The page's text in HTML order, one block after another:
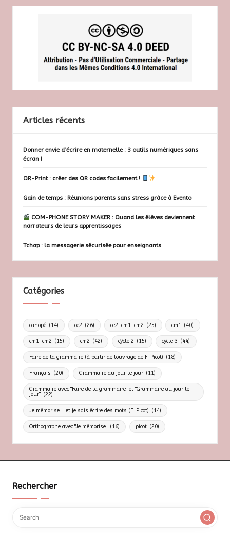
Articles récents
Donner envie d’écrire en maternelle : 3 outils numériques sans
écran !
QR-Print : créer des QR codes facilement !
Gain de temps : Réunions parents sans stress grâce à Evento
COM-PHONE STORY MAKER : Quand les élèves deviennent
narrateurs de leurs apprentissages
Tchap : la messagerie sécurisée pour enseignants
Catégories
canopé (14) ce2 (26) ce2-cm1-cm2 (25) cm1 (40)
cm1-cm2 (15) cm2 (42) cycle 2 (15) cycle 3 (44)
Faire de la grammaire (à partir de l'ouvrage de F. Picot) (18)
Français (20) Grammaire au jour le jour (11)
Grammaire avec "Faire de la grammaire" et "Grammaire au jour le
jour" (22)
Je mémorise... et je sais écrire des mots (F. Picot) (14)
Orthographe avec "Je mémorise" (16) picot (20)
Rechercher